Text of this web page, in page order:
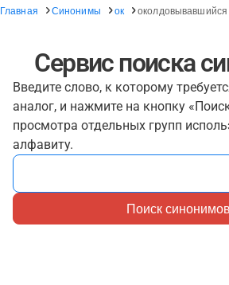
Главная Синонимы ок околдовывавшийся
Сервис поиска
Введите слово, к которому
аналог, и нажмите на кнопку
просмотра отдельных групп
алфавиту.
Поиск синонимов